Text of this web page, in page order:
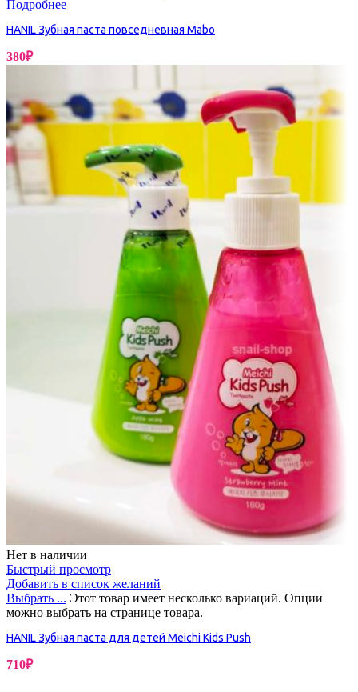
Подробнее
HANIL Зубная паста повседневная Mabo
380₽
Нет в наличии
Быстрый просмотр
Добавить в список желаний
Выбрать ... Этот товар имеет несколько вариаций. Опции
можно выбрать на странице товара.
HANIL Зубная паста для детей Meichi Kids Push
710₽